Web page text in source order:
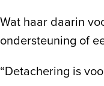
Wat haar daarin
ondersteuning of
“Detachering is